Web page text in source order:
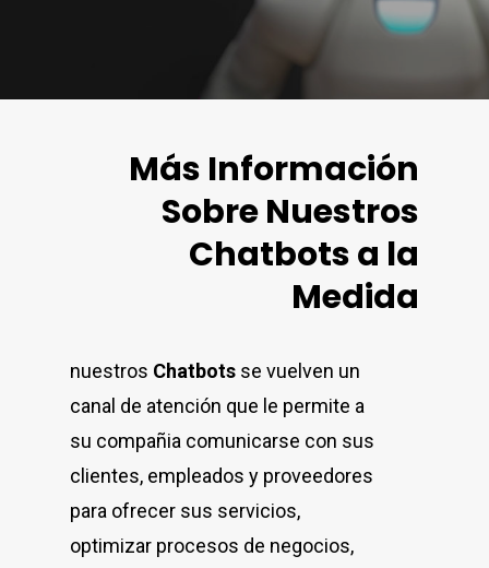
Más Información
Sobre Nuestros
Chatbots a la
Medida
nuestros Chatbots se vuelven un
canal de atención que le permite a
su compañia comunicarse con sus
clientes, empleados y proveedores
para ofrecer sus servicios,
optimizar procesos de negocios,